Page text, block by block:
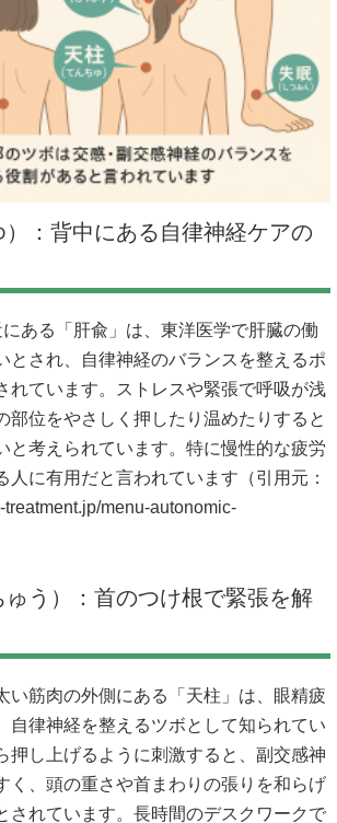
）：背中にある自律神経ケアの
ある「肝兪」は、東洋医学で肝臓の働
とされ、自律神経のバランスを整えるポ
れています。ストレスや緊張で呼吸が浅
部位をやさしく押したり温めたりすると
と考えられています。特に慢性的な疲労
人に有用だと言われています（引用元：
treatment.jp/menu-autonomic-
ゅう）：首のつけ根で緊張を解
い筋肉の外側にある「天柱」は、眼精疲
自律神経を整えるツボとして知られてい
押し上げるように刺激すると、副交感神
く、頭の重さや首まわりの張りを和らげ
されています。長時間のデスクワークで